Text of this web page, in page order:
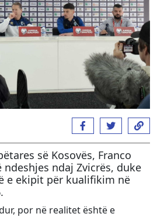
së Kosovës, Franco
ndaj Zvicrës, duke
e ekipit për kualifikim në
por në realitet është e